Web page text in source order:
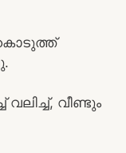
വീണ്ടും